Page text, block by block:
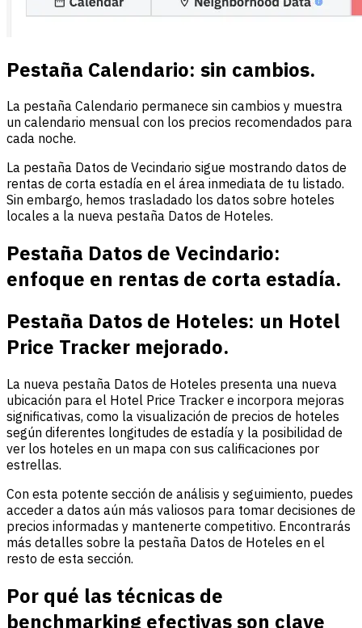
Pestaña Calendario: sin cambios.
La pestaña Calendario permanece sin cambios y muestra
un calendario mensual con los precios recomendados para
cada noche.
La pestaña Datos de Vecindario sigue mostrando datos de
rentas de corta estadía en el área inmediata de tu listado.
Sin embargo, hemos trasladado los datos sobre hoteles
locales a la nueva pestaña Datos de Hoteles.
Pestaña Datos de Vecindario:
enfoque en rentas de corta estadía.
Pestaña Datos de Hoteles: un Hotel
Price Tracker mejorado.
La nueva pestaña Datos de Hoteles presenta una nueva
ubicación para el Hotel Price Tracker e incorpora mejoras
significativas, como la visualización de precios de hoteles
según diferentes longitudes de estadía y la posibilidad de
ver los hoteles en un mapa con sus calificaciones por
estrellas.
Con esta potente sección de análisis y seguimiento, puedes
acceder a datos aún más valiosos para tomar decisiones de
precios informadas y mantenerte competitivo. Encontrarás
más detalles sobre la pestaña Datos de Hoteles en el
resto de esta sección.
Por qué las técnicas de
benchmarking efectivas son clave